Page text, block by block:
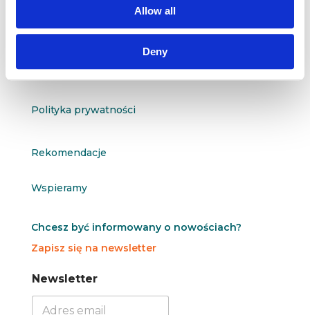
Allow all
Deny
Polityka prywatności
Rekomendacje
Wspieramy
Chcesz być informowany o nowościach?
Zapisz się na newsletter
N
N
Newsletter